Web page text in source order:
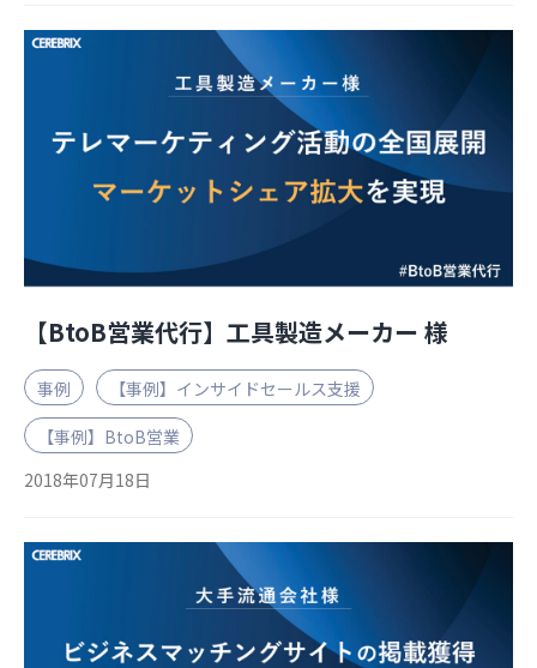
【BtoB営業代行】工具製造メーカー 様
事例
【事例】インサイドセールス支援
【事例】BtoB営業
2018年07月18日